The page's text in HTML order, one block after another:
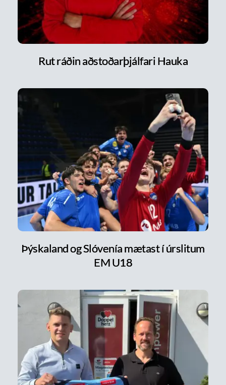
Rut ráðin aðstoðarþjálfari Hauka
Þýskaland og Slóvenía mætast í úrslitum
EM U18